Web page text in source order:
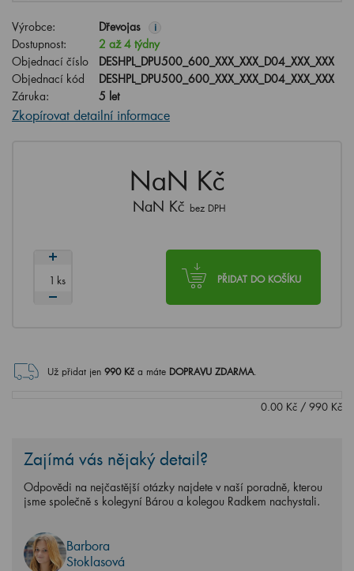
Výrobce: Dřevojas i
Dostupnost:
2 až 4 týdny
Objednací číslo
DESHPL_DPU500_600_XXX_XXX_D04_XXX_XXX
Objednací kód
DESHPL_DPU500_600_XXX_XXX_D04_XXX_XXX
Záruka:
5 let
Zkopírovat detailní informace
NaN Kč
NaN Kč bez DPH
PŘIDAT DO KOŠÍKU
ks
Už přidat jen 990Kč a máte DOPRAVU ZDARMA.
0.00 Kč / 990 Kč
Zajímá vás nějaký detail?
Odpovědi na nejčastější otázky najdete v naší poradně, kterou
jsme společně s kolegyní Bárou a kolegou Radkem nachystali.
Barbora
Stoklasová